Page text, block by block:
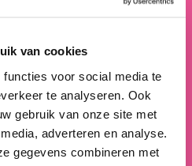
van cookies
voor social media te
te analyseren. Ook
gebruik van onze site met
adverteren en analyse.
gegevens combineren met